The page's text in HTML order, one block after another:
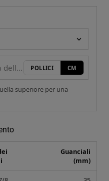
POLLICI CM
superiore per una
Guanciali
(mm)